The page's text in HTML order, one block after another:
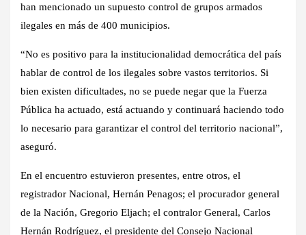
han mencionado un supuesto control de grupos armados
ilegales en más de 400 municipios.
“No es positivo para la institucionalidad democrática del país
hablar de control de los ilegales sobre vastos territorios. Si
bien existen dificultades, no se puede negar que la Fuerza
Pública ha actuado, está actuando y continuará haciendo todo
lo necesario para garantizar el control del territorio nacional”,
aseguró.
En el encuentro estuvieron presentes, entre otros, el
registrador Nacional, Hernán Penagos; el procurador general
de la Nación, Gregorio Eljach; el contralor General, Carlos
Hernán Rodríguez, el presidente del Consejo Nacional